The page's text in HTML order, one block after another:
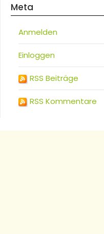
Meta
Anmelden
Einloggen
RSS Beiträge
RSS Kommentare